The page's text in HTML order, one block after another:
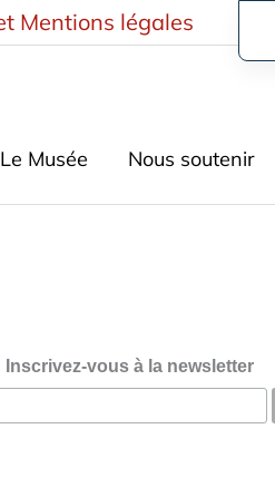
Mentions légales
Le Musée Nous soutenir
Inscrivez-vous à la newsletter